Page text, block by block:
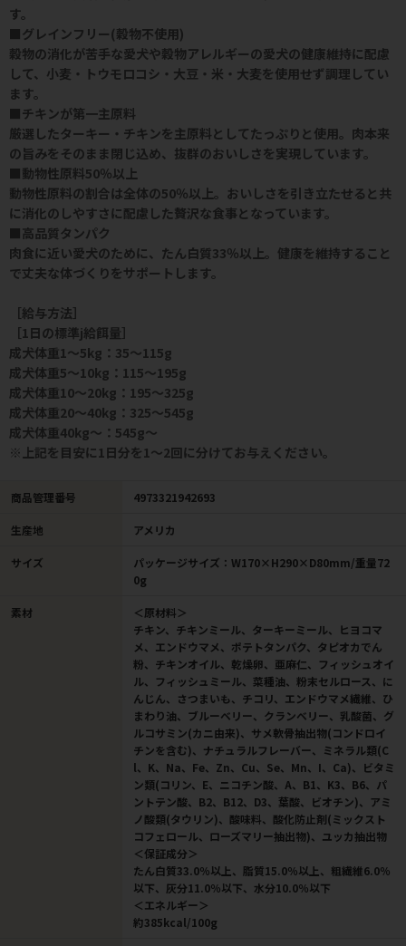
す。
■グレインフリー(穀物不使用)
穀物の消化が苦手な愛犬や穀物アレルギーの愛犬の健康維持に配慮
して、小麦・トウモロコシ・大豆・米・大麦を使用せず調理してい
ます。
■チキンが第一主原料
厳選したターキー・チキンを主原料としてたっぷりと使用。肉本来
の旨みをそのまま閉じ込め、抜群のおいしさを実現しています。
■動物性原料50％以上
動物性原料の割合は全体の50％以上。おいしさを引き立たせると共
に消化のしやすさに配慮した贅沢な食事となっています。
■高品質タンパク
肉食に近い愛犬のために、たん白質33％以上。健康を維持すること
で丈夫な体づくりをサポートします。
［給与方法］
［1日の標準j給餌量］
成犬体重1～5kg：35～115g
成犬体重5～10kg：115～195g
成犬体重10～20kg：195～325g
成犬体重20～40kg：325～545g
成犬体重40kg～：545g～
※上記を目安に1日分を1～2回に分けてお与えください。
商品管理番号 4973321942693
生産地 アメリカ
サイズ
パッケージサイズ：W170×H290×D80mm/重量72
0g
素材
＜原材料＞
チキン、チキンミール、ターキーミール、ヒヨコマ
メ、エンドウマメ、ポテトタンパク、タピオカでん
粉、チキンオイル、乾燥卵、亜麻仁、フィッシュオイ
ル、フィッシュミール、菜種油、粉末セルロース、に
んじん、さつまいも、チコリ、エンドウマメ繊維、ひ
まわり油、ブルーベリー、クランベリー、乳酸菌、グ
ルコサミン(カニ由来)、サメ軟骨抽出物(コンドロイ
チンを含む)、ナチュラルフレーバー、ミネラル類(C
l、K、Na、Fe、Zn、Cu、Se、Mn、I、Ca)、ビタミ
ン類(コリン、E、ニコチン酸、A、B1、K3、B6、パ
ントテン酸、B2、B12、D3、葉酸、ビオチン)、アミ
ノ酸類(タウリン)、酸味料、酸化防止剤(ミックスト
コフェロール、ローズマリー抽出物)、ユッカ抽出物
＜保証成分＞
たん白質33.0％以上、脂質15.0％以上、粗繊維6.0％
以下、灰分11.0％以下、水分10.0％以下
＜エネルギー＞
約385kcal/100g